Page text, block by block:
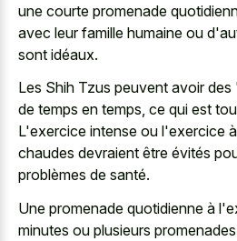
une courte promenade
avec leur famille humaine ou
sont idéaux.
Les Shih Tzus peuvent avoir
de temps en temps, ce qui est
L'exercice intense ou l'exercice
chaudes devraient être évités
problèmes de santé.
Une promenade quotidienne à
minutes ou plusieurs